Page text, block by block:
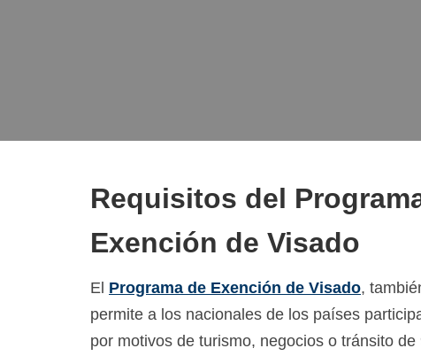
Requisitos del
Exención de Visado
El Programa de Exención de Visado,
permite a los nacionales de los países
por motivos de turismo, negocios o tránsito